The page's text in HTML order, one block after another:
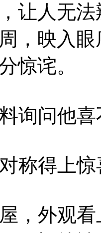
让人无
，映入
惊诧。
询问他喜
称得上惊
，外观看